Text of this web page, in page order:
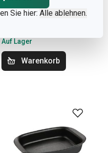
Sie hier: Alle ablehnen.
Auf Lager
Warenkorb